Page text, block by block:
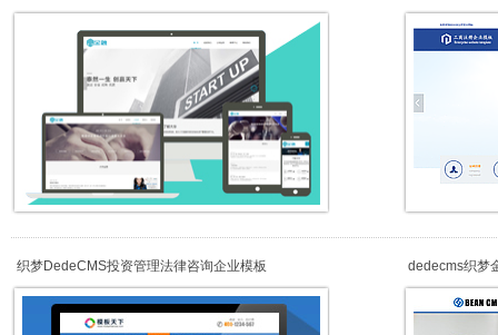
织梦DedeCMS投资管理法律咨询企业模板 dedecms织梦